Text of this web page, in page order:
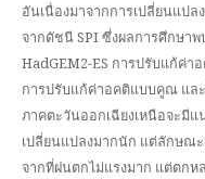
อันเนื่องมาจากการเปลี่ยนแป
จากดัชนี SPI ซึ่งผลการศึกษา
HadGEM2-ES การปรับแก้ค่า
การปรับแก้ค่าอคติแบบคูณ แล
ภาคตะวันออกเฉียงเหนือจะมี
เปลี่ยนแปลงมากนัก แต่ลักษณ
จากที่ฝนตกไม่แรงมาก แต่ตกห